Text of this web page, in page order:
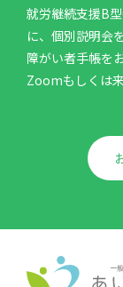
就労継続支援B
に、個別説明会
障がい者手帳を
Zoomもしくは